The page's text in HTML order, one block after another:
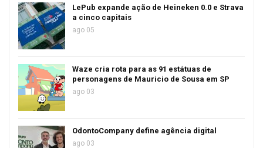
LePub expande ação de Heineken 0.0 e Strava
a cinco capitais
ago 05
Waze cria rota para as 91 estátuas de
personagens de Mauricio de Sousa em SP
ago 03
OdontoCompany define agência digital
ago 03